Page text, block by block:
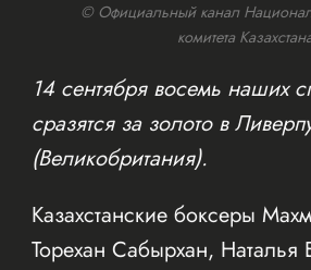
© Официальный канал
комитета
14 сентября восемь наших
сразятся за золото в
(Великобритания).
Казахстанские боксеры
Торехан Сабырхан, Наталья